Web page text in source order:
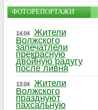
ФОТОРЕПОРТАЖИ
14.04
Жители
Волжского
запечатлели
прекрасную
двойную радугу
после ливня
13.04
Жители
Волжского
празднуют
пахсальную